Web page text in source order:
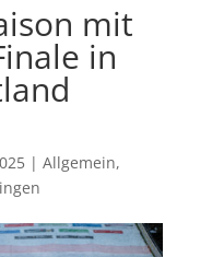
mit
in
| Allgemein,